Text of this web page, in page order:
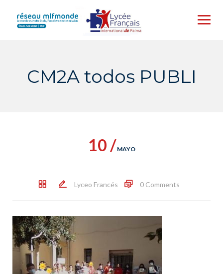
content
CM2A todos PUBLI
10 / MAYO
Lyceo Francés 0 Comments